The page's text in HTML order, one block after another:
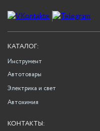
КАТАЛОГ:
Инструмент
Автотовары
Электрика и свет
Автохимия
КОНТАКТЫ: